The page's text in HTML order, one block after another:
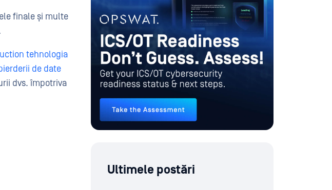
finale și multe
tehnologia
de date
dvs. împotriva
Ultimele postări